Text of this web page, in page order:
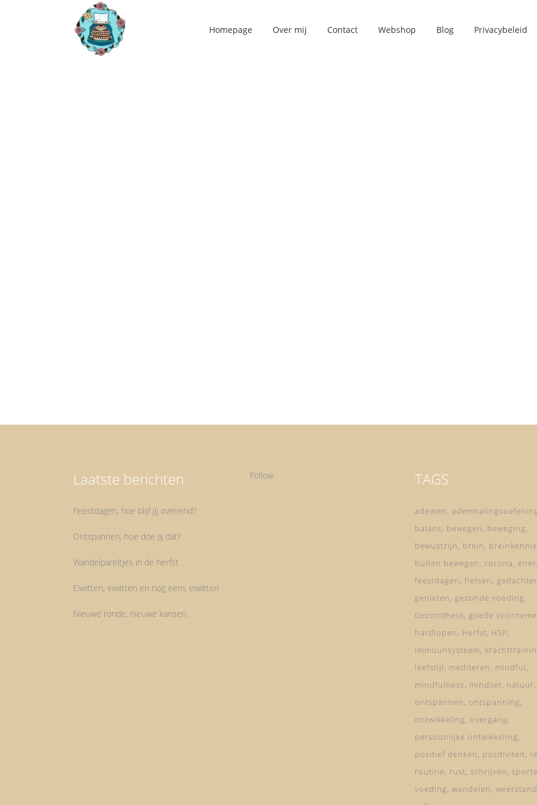
Homepage Over mij Contact Webshop Blog Privacybeleid
Laatste berichten
Feestdagen, hoe blijf jij overeind?
Ontspannen, hoe doe jij dat?
Wandelpareltjes in de herfst
Eiwitten, eiwitten en nog eens eiwitten
Nieuwe ronde, nieuwe kansen.
Follow TAGS
ademen
balans bewegen
beweging
bewustzijn
brein
breinkennis
buiten bewegen
corona
feestdagen fietsen
genieten
gezonde voeding
Gezondheid
goede
hardlopen
Herfst HSP
immuunsysteem
leefstijl
mediteren
mindful
mindfulness mindset natuur
ontspannen
ontspanning
ontwikkeling
overgang
persoonlijke ontwikkeling
positief denken
positiviteit
routine rust schrijven
voeding wandelen weerstand